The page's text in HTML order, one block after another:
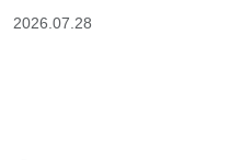
2026.07.28